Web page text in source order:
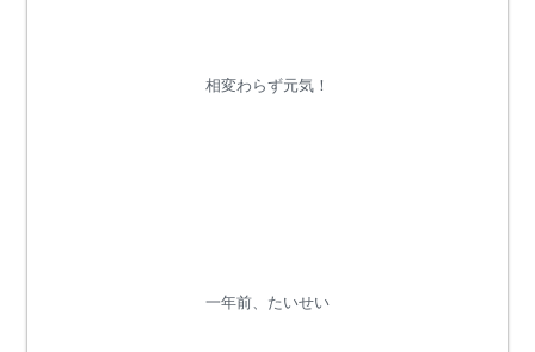
相変わらず元気！
一年前、たいせい